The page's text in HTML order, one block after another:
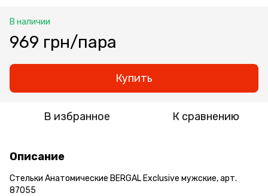
В наличии
969 грн/пара
Купить
В избранное К сравнению
Описание
Стельки Анатомические BERGAL Exclusive мужские, арт.
87055